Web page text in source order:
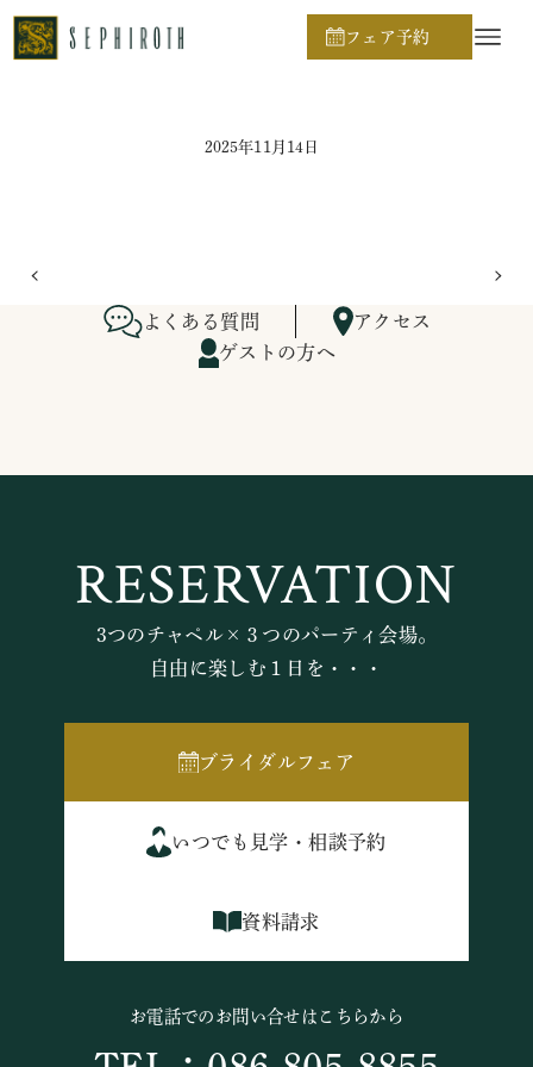
フェア予約
ホーム
2025年11月14日
よくある質問
アクセス
ゲストの方へ
RESERVATION
3つのチャペル×３つのパーティ会場。
自由に楽しむ１日を・・・
ブライダルフェア
いつでも見学・相談予約
資料請求
お電話でのお問い合せはこちらから